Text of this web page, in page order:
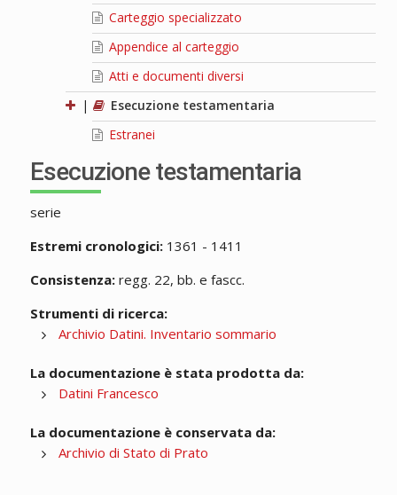
Carteggio specializzato
Appendice al carteggio
Atti e documenti diversi
|
Esecuzione testamentaria
Estranei
Esecuzione testamentaria
serie
Estremi cronologici:1361 - 1411
Consistenza:regg. 22, bb. e fascc.
Strumenti di ricerca:
Archivio Datini. Inventario sommario
La documentazione è stata prodotta da:
Datini Francesco
La documentazione è conservata da:
Archivio di Stato di Prato